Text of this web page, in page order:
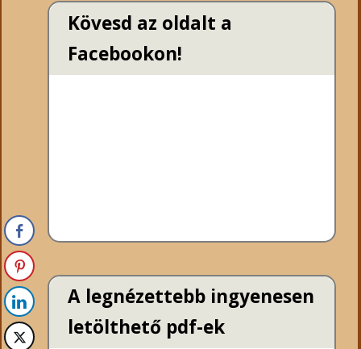
Kövesd az oldalt a
Facebookon!
A legnézettebb ingyenesen
letölthető pdf-ek